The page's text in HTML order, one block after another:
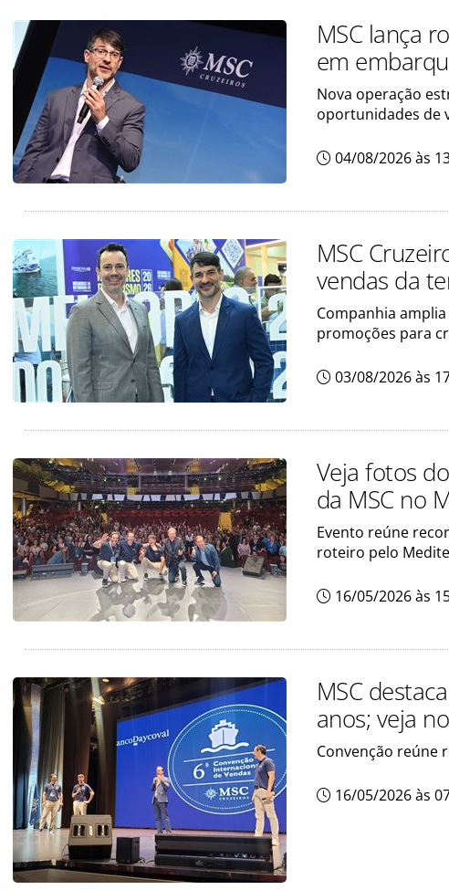
MSC lança
em
Nova operação
oportunidades de
04/08/2026 às
MSC
vendas da
Companhia
promoções para
03/08/2026 às
Veja fotos
da MSC no
Evento reúne
roteiro pelo
16/05/2026 às
MSC
anos; veja
Convenção reúne
16/05/2026 às